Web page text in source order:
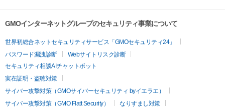
GMOインターネットグループのセキュリティ事業について
世界初総合ネットセキュリティサービス「GMOセキュリティ24」
パスワード漏洩診断
Webサイトリスク診断
セキュリティ相談AIチャットボット
実在証明・盗聴対策
サイバー攻撃対策（GMOサイバーセキュリティ byイエラエ）
サイバー攻撃対策（GMO Flatt Security）
なりすまし対策